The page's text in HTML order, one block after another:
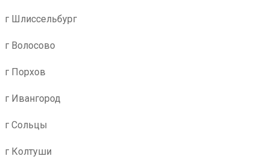
г Шлиссельбург
г Волосово
г Порхов
г Ивангород
г Сольцы
г Колтуши